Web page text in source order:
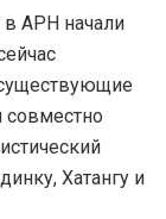
в АРН начали
совместно
Хатангу и